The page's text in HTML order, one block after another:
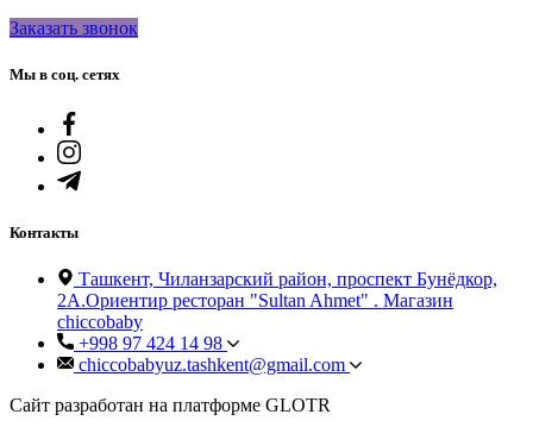
Заказать звонок
Мы в соц. сетях
Контакты
Ташкент, Чиланзарский район, проспект Бунёдкор,
2А.Ориентир ресторан "Sultan Ahmet" . Магазин
chiccobaby
+998 97 424 14 98
chiccobabyuz.tashkent@gmail.com
Сайт разработан на платформе GLOTR